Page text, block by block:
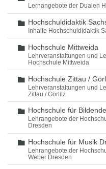
Lernangebote der Dualen
Ordner
Hochschuldidaktik
Inhalte Hochschuldidaktik
Ordner
Hochschule Mittweida
Lehrveranstaltungen und
Hochschule Mittweida
Ordner
Hochschule Zittau /
Lehrveranstaltungen und
Zittau / Görlitz
Ordner
Hochschule für
Lehrangebote der
Dresden
Ordner
Hochschule für Musik
Lehrangebote der
Weber Dresden